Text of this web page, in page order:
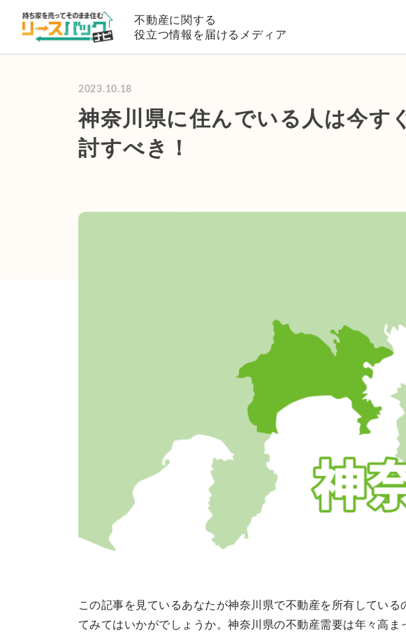
不動産に関する
役立つ情報を届けるメディア
2023.10.18
神奈川県に住んでいる人は今す
討すべき！
この記事を見ているあなたが神奈川県で不動産を所有してい
てみてはいかがでしょうか。神奈川県の不動産需要は年々高